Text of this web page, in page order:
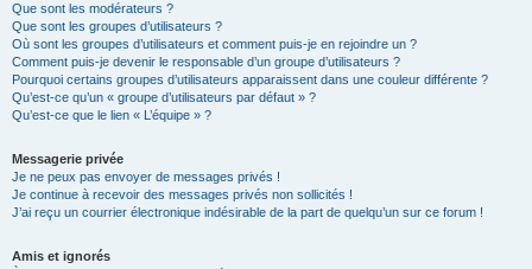
Que sont les modérateurs ?
Que sont les groupes d’utilisateurs ?
Où sont les groupes d’utilisateurs et comment puis-je en rejoindre un ?
Comment puis-je devenir le responsable d’un groupe d’utilisateurs ?
Pourquoi certains groupes d’utilisateurs apparaissent dans une couleur différente ?
Qu’est-ce qu’un « groupe d’utilisateurs par défaut » ?
Qu’est-ce que le lien « L’équipe » ?
Messagerie privée
Je ne peux pas envoyer de messages privés !
Je continue à recevoir des messages privés non sollicités !
J’ai reçu un courrier électronique indésirable de la part de quelqu’un sur ce forum !
Amis et ignorés